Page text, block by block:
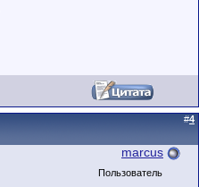
#4
marcus
Пользователь